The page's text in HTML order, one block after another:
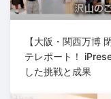
【大阪・関西万博
テレポート！
した挑戦と成果